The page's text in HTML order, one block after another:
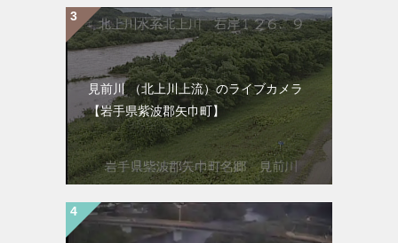
見前川 （北上川上流）のライブカメラ
【岩手県紫波郡矢巾町】